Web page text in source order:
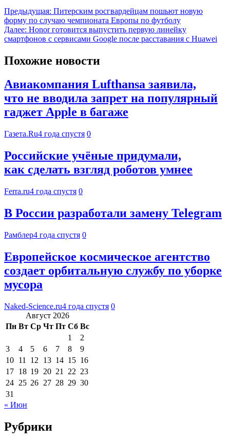
Предыдущая: Питерским росгвардейцам пошьют новую
форму по случаю чемпионата Европы по футболу
Далее: Honor готовится выпустить первую линейку
смартфонов с сервисами Google после расставания с Huawei
Похожие новости
Авиакомпания Lufthansa заявила,
что не вводила запрет на популярный
гаджет Apple в багаже
Газета.Ru4 года спустя 0
Российские учёные придумали,
как сделать взгляд роботов умнее
Ferra.ru4 года спустя 0
В России разработали замену Telegram
Рамблер4 года спустя 0
Европейское космическое агентство
создает орбитальную службу по уборке
мусора
Naked-Science.ru4 года спустя 0
Август 2026
Пн Вт Ср Чт Пт Сб Вс
1
2
3
4 5 6 7 8
9
10 11 12 13 14 15 16
17 18 19 20 21 22 23
24 25 26 27 28 29 30
31
« Июн
Рубрики